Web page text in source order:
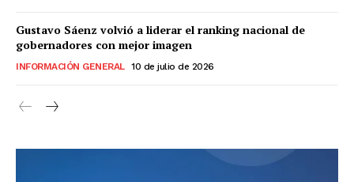
Gustavo Sáenz volvió a liderar el ranking nacional de
gobernadores con mejor imagen
INFORMACIÓN GENERAL 10 de julio de 2026